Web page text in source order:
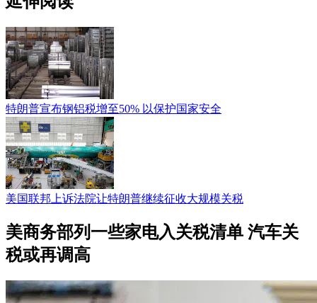
特朗普宣布钢铝税增至50% 以保护国家安全
美国联邦上诉法院让特朗普继续征收大规模关税
美商务部列一些家电入关税清单 汽车关
税或再调高